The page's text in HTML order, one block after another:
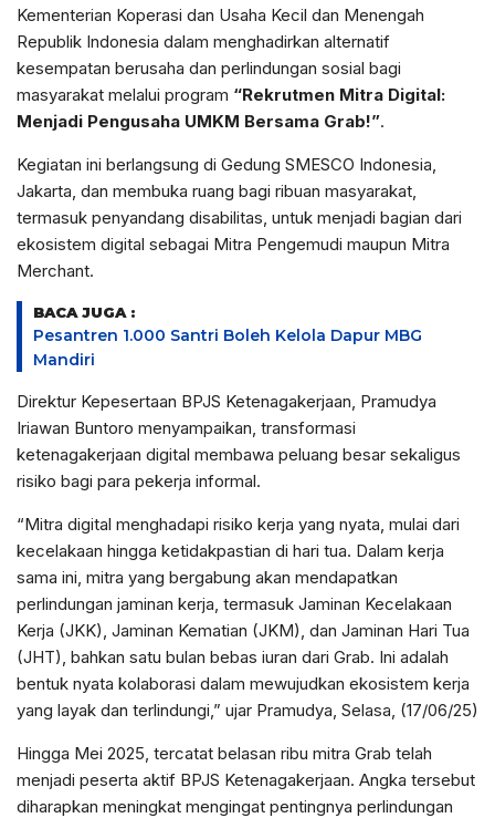
Kementerian Koperasi dan Usaha Kecil dan Menengah
Republik Indonesia dalam menghadirkan alternatif
kesempatan berusaha dan perlindungan sosial bagi
masyarakat melalui program “Rekrutmen Mitra Digital:
Menjadi Pengusaha UMKM Bersama Grab!”.
Kegiatan ini berlangsung di Gedung SMESCO Indonesia,
Jakarta, dan membuka ruang bagi ribuan masyarakat,
termasuk penyandang disabilitas, untuk menjadi bagian dari
ekosistem digital sebagai Mitra Pengemudi maupun Mitra
Merchant.
BACA JUGA :
Pesantren 1.000 Santri Boleh Kelola Dapur MBG
Mandiri
Direktur Kepesertaan BPJS Ketenagakerjaan, Pramudya
Iriawan Buntoro menyampaikan, transformasi
ketenagakerjaan digital membawa peluang besar sekaligus
risiko bagi para pekerja informal.
“Mitra digital menghadapi risiko kerja yang nyata, mulai dari
kecelakaan hingga ketidakpastian di hari tua. Dalam kerja
sama ini, mitra yang bergabung akan mendapatkan
perlindungan jaminan kerja, termasuk Jaminan Kecelakaan
Kerja (JKK), Jaminan Kematian (JKM), dan Jaminan Hari Tua
(JHT), bahkan satu bulan bebas iuran dari Grab. Ini adalah
bentuk nyata kolaborasi dalam mewujudkan ekosistem kerja
yang layak dan terlindungi,” ujar Pramudya, Selasa, (17/06/25)
Hingga Mei 2025, tercatat belasan ribu mitra Grab telah
menjadi peserta aktif BPJS Ketenagakerjaan. Angka tersebut
diharapkan meningkat mengingat pentingnya perlindungan